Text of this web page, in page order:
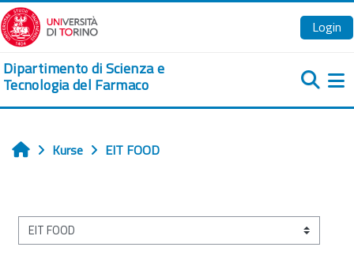
Zum Hauptinhalt
Login
Dipartimento di Scienza e
Tecnologia del Farmaco
Startseite
Kurse EIT FOOD
Kursbereiche